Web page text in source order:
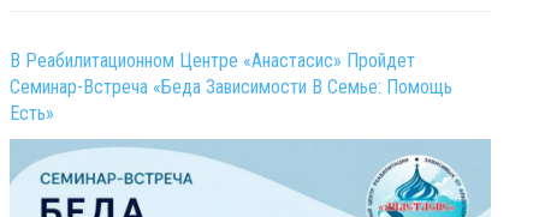
В Реабилитационном Центре «Анастасис» Пройдет
Семинар-Встреча «Беда Зависимости В Семье: Помощь
Есть»